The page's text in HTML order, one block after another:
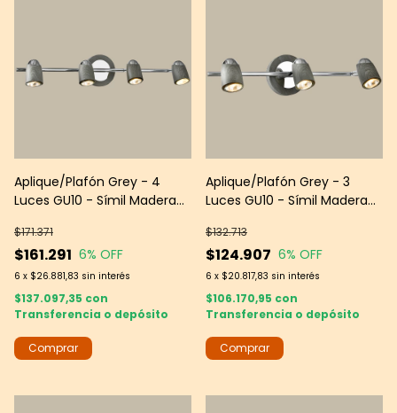
Aplique/Plafón Grey - 4
Luces GU10 - Símil Madera
- Interior — Leds group
$161.291
$171.371
6% OFF
6 x $26.881,83 sin interés
$137.097,35 con
Transferencia o depósito
Aplique/Plafón Grey - 3
Luces GU10 - Símil Madera
- Interior
$124.907
$132.713
6% OFF
6 x $20.817,83 sin interés
$106.170,95 con
Transferencia o depósito